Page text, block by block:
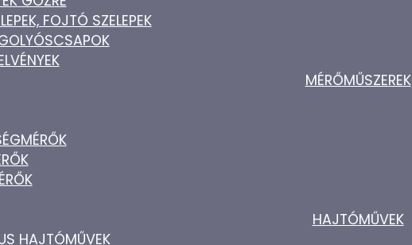
FOJTÓ SZELEPEK
MÉRŐMŰSZEREK
HAJTÓMŰVEK
HAJTÓMŰVEK